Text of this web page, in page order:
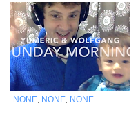
NONE NONE NONE